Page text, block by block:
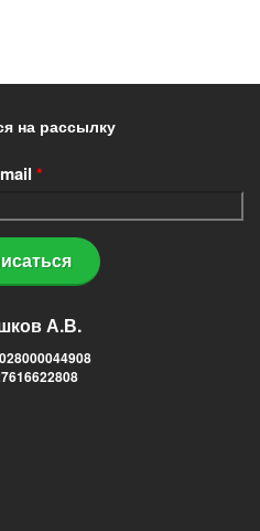
на рассылку
*
А.В.